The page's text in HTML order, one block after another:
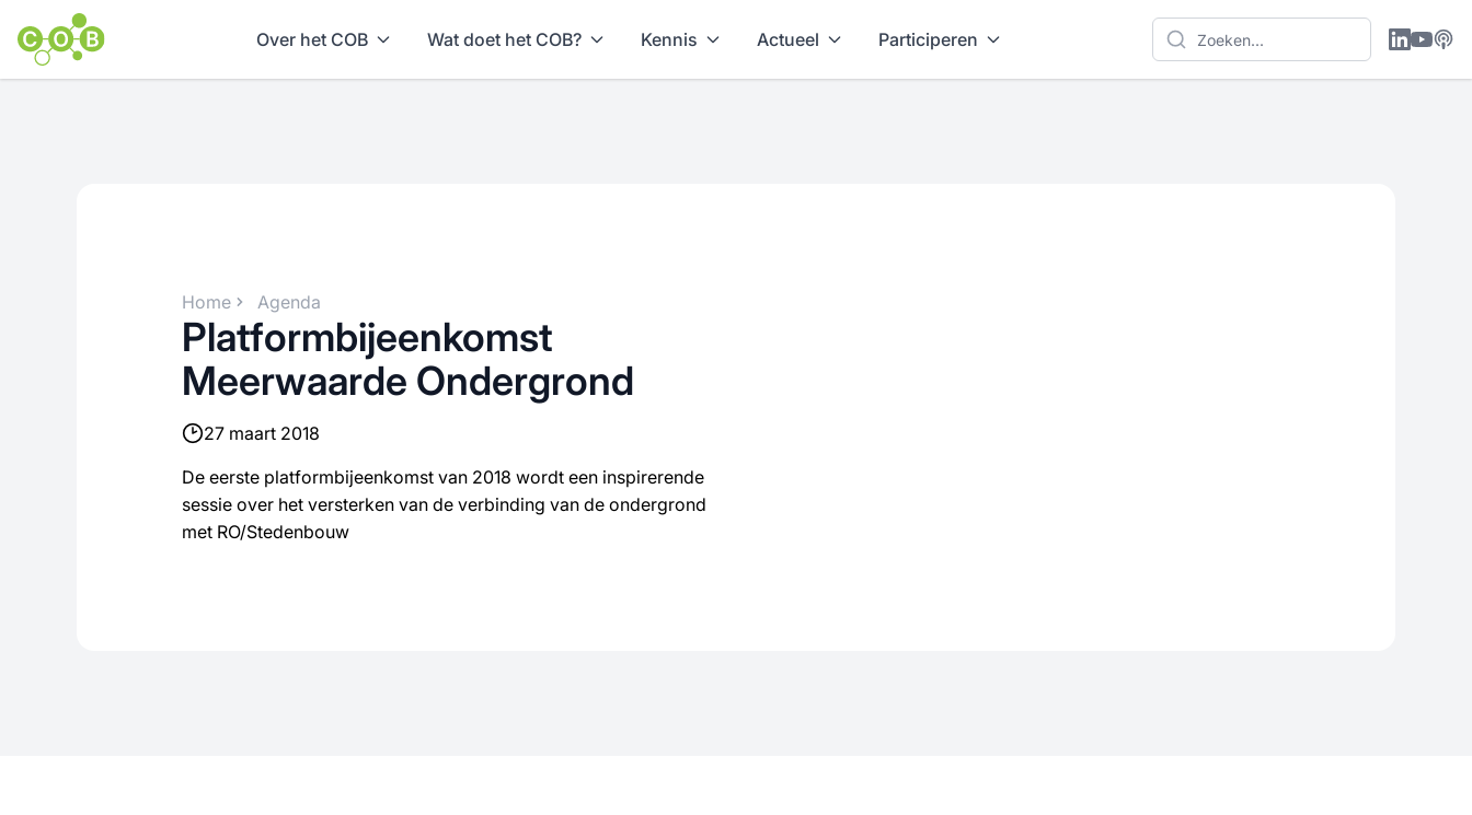
Over het COB Wat doet het COB? Kennis Actueel Participeren
Home Agenda
Platformbijeenkomst
Meerwaarde Ondergrond
27 maart 2018
De eerste platformbijeenkomst van 2018 wordt een inspirerende
sessie over het versterken van de verbinding van de ondergrond
met RO/Stedenbouw